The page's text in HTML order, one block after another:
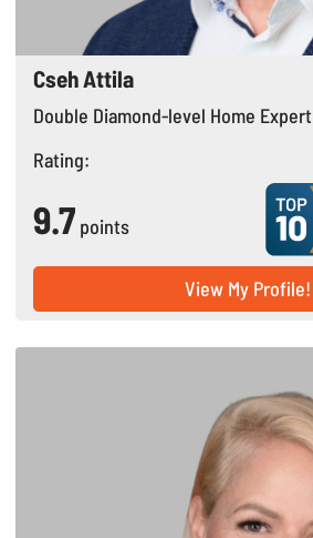
Cseh Attila
Double Diamond-level Home Expert
Rating:
9.7 points
View My Profile!